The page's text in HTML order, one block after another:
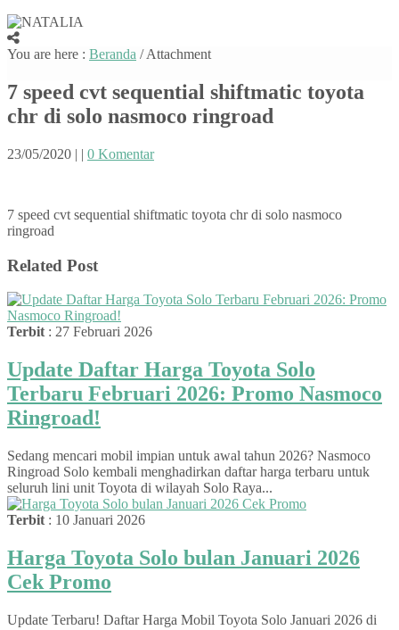
You are here : Beranda / Attachment
7 speed cvt sequential shiftmatic toyota
chr di solo nasmoco ringroad
23/05/2020 | | 0 Komentar
7 speed cvt sequential shiftmatic toyota chr di solo nasmoco
ringroad
Related Post
Terbit : 27 Februari 2026
Update Daftar Harga Toyota Solo
Terbaru Februari 2026: Promo Nasmoco
Ringroad!
Sedang mencari mobil impian untuk awal tahun 2026? Nasmoco
Ringroad Solo kembali menghadirkan daftar harga terbaru untuk
seluruh lini unit Toyota di wilayah Solo Raya...
Terbit : 10 Januari 2026
Harga Toyota Solo bulan Januari 2026
Cek Promo
Update Terbaru! Daftar Harga Mobil Toyota Solo Januari 2026 di